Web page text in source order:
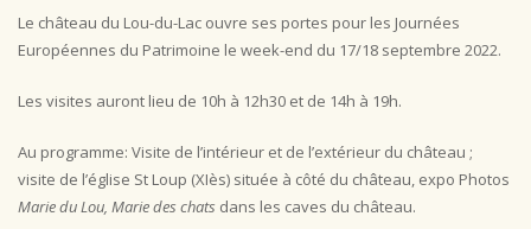
Le château du Lou-du-Lac ouvre ses portes pour les Journées
Européennes du Patrimoine le week-end du 17/18 septembre 2022.
Les visites auront lieu de 10h à 12h30 et de 14h à 19h.
Au programme: Visite de l’intérieur et de l’extérieur du château ;
visite de l’église St Loup (XIès) située à côté du château, expo Photos
Marie du Lou, Marie des chats dans les caves du château.